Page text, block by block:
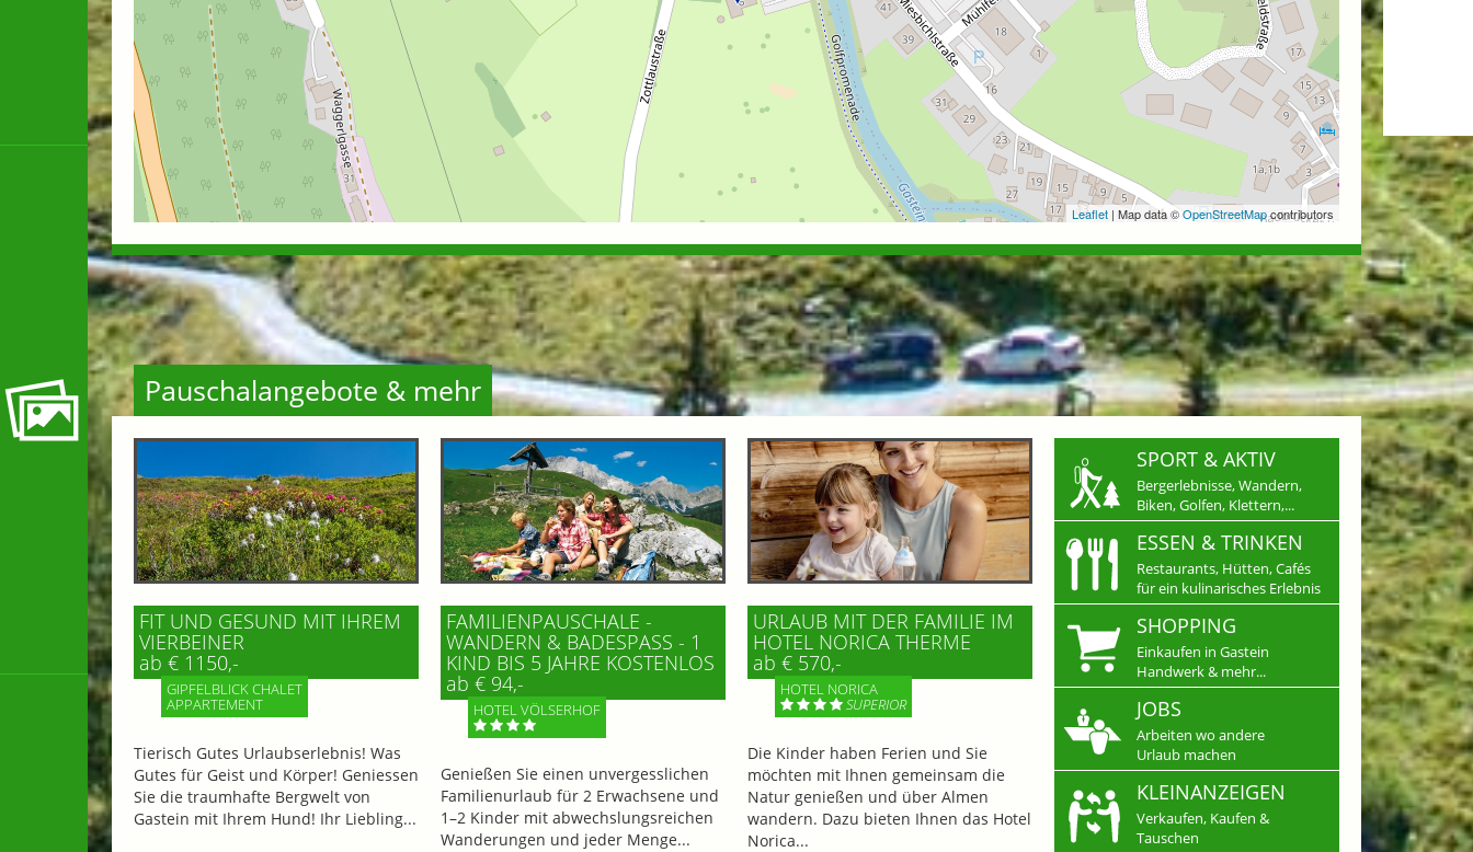
Leaflet | Map data ©OpenStreetMapcontributors
Pauschalangebote & mehr
FIT UND GESUND MIT IHREM
VIERBEINER
ab € 1150,-
GIPFELBLICK CHALET
APPARTEMENT
Tierisch Gutes Urlaubserlebnis! Was
Gutes für Geist und Körper! Geniessen
Sie die traumhafte Bergwelt von
Gastein mit Ihrem Hund! Ihr Liebling...
FAMILIENPAUSCHALE -
WANDERN & BADESPASS - 1 K
IND BIS 5 JAHRE KOSTENLOS
ab € 94,-
HOTEL VÖLSERHOF
Genießen Sie einen unvergesslichen
Familienurlaub für 2 Erwachsene und
1–2 Kinder mit abwechslungsreichen
Wanderungen und jeder Menge...
URLAUB MIT DER FAMILIE IM
HOTEL NORICA THERME
ab € 570,-
HOTEL NORICA
SUPERIOR
Die Kinder haben Ferien und Sie
möchten mit Ihnen gemeinsam die
Natur genießen und über Almen
wandern. Dazu bieten Ihnen das Hotel
Norica...
SPORT & AKTIV
Bergerlebnisse, Wandern,
Biken, Golfen, Klettern,...
ESSEN & TRINKEN
Restaurants, Hütten, Cafés
für ein kulinarisches Erlebnis
SHOPPING
Einkaufen in Gastein
Handwerk & mehr...
JOBS
Arbeiten wo andere
Urlaub machen
KLEINANZEIGEN
Verkaufen, Kaufen &
Tauschen